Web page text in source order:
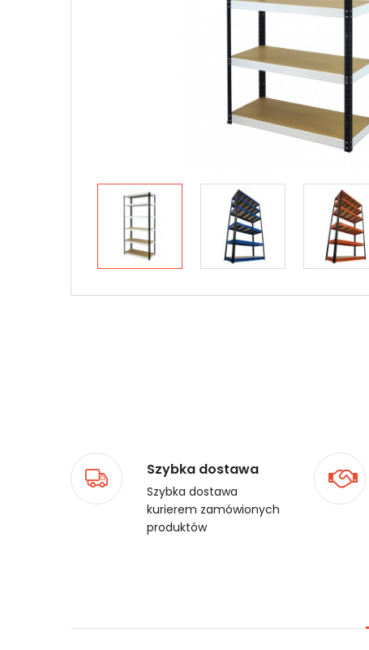
Szybka dostawa
Szybka dostawa
kurierem zamówionych
produktów